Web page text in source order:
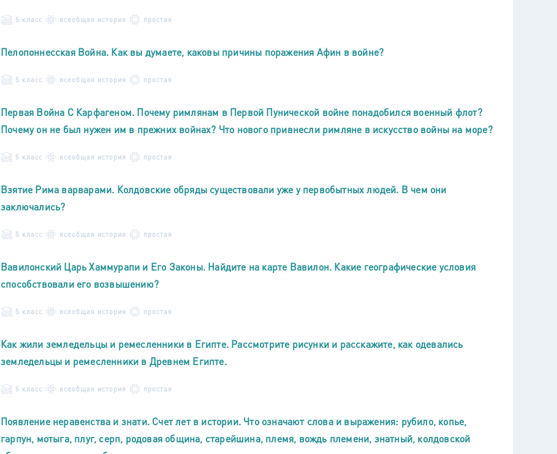
5 класс всеобщая история простая
Пелопоннесская Война. Как вы думаете, каковы причины поражения Афин в войне?
5 класс всеобщая история простая
Первая Война С Карфагеном. Почему римлянам в Первой Пунической войне понадобился военный флот?
Почему он не был нужен им в прежних войнах? Что нового привнесли римляне в искусство войны на море?
5 класс всеобщая история простая
Взятие Рима варварами. Колдовские обряды существовали уже у первобытных людей. В чем они
заключались?
5 класс всеобщая история простая
Вавилонский Царь Хаммурапи и Его Законы. Найдите на карте Вавилон. Какие географические условия
способствовали его возвышению?
5 класс всеобщая история простая
Как жили земледельцы и ремесленники в Египте. Рассмотрите рисунки и расскажите, как одевались
земледельцы и ремесленники в Древнем Египте.
5 класс всеобщая история простая
Появление неравенства и знати. Счет лет в истории. Что означают слова и выражения: рубило, копье,
гарпун, мотыга, плуг, серп, родовая община, старейшина, племя, вождь племени, знатный, колдовской